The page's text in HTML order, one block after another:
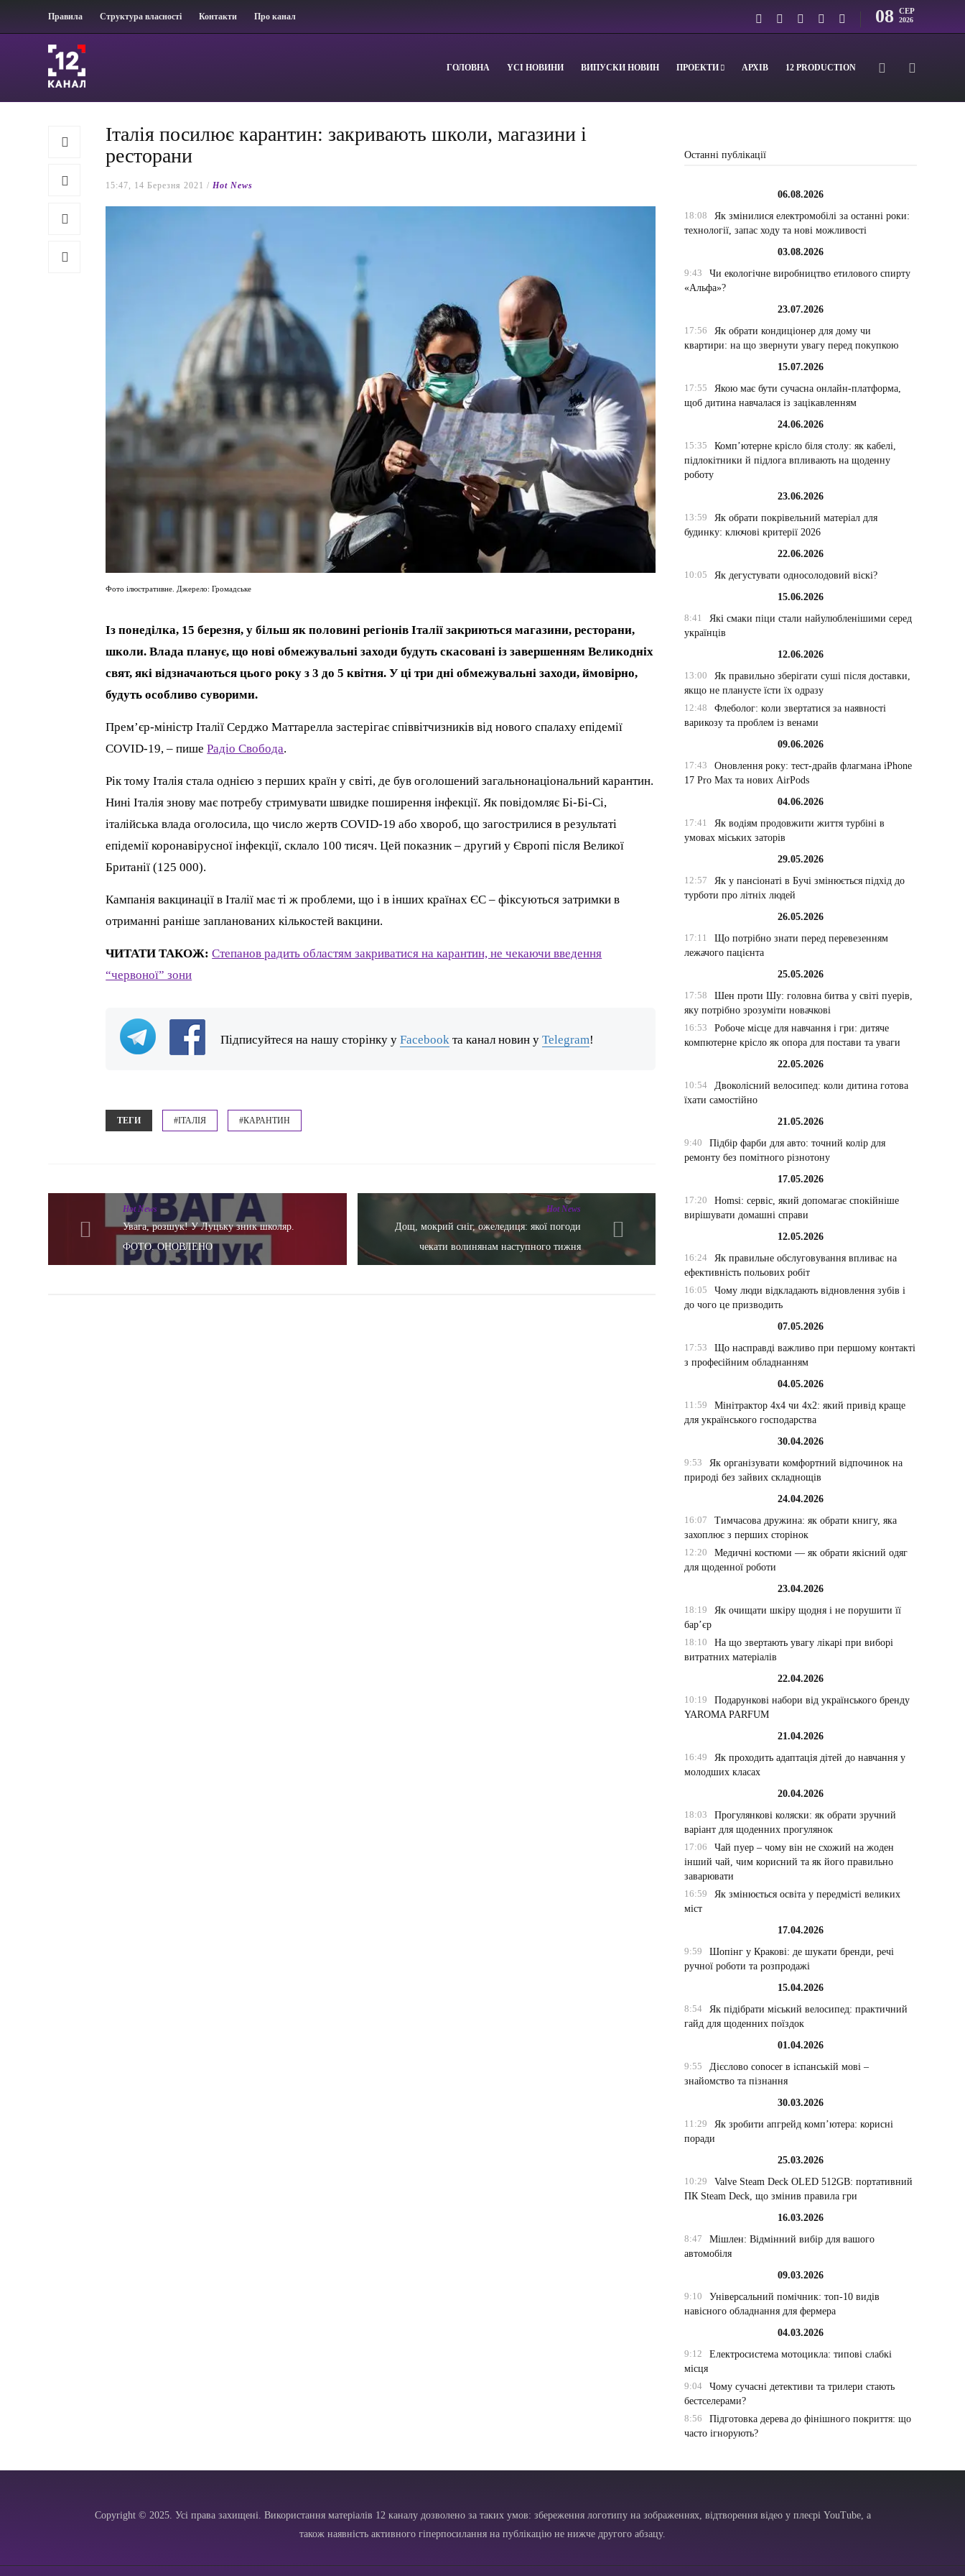
Правила Структура власності Контакти Про канал 08 СЕР
2026
ГОЛОВНА YСІ НОВИНИ ВИПУСКИ НОВИН ПРОЕКТИ АРХІВ 12 PRODUCTION
Італія посилює карантин: закривають школи, магазини і
ресторани
15:47, 14 Березня 2021 /Hot News
Фото ілюстративне. Джерело: Громадське
Із понеділка, 15 березня, у більш як половині регіонів Італії закриються магазини, ресторани,
школи. Влада планує, що нові обмежувальні заходи будуть скасовані із завершенням Великодніх
свят, які відзначаються цього року з 3 до 5 квітня. У ці три дні обмежувальні заходи, ймовірно,
будуть особливо суворими.
Прем’єр-міністр Італії Серджо Маттарелла застерігає співвітчизників від нового спалаху епідемії
COVID-19, – пишеРадіо Свобода.
Рік тому Італія стала однією з перших країн у світі, де був оголошений загальнонаціональний карантин.
Нині Італія знову має потребу стримувати швидке поширення інфекції. Як повідомляє Бі-Бі-Сі,
італійська влада оголосила, що число жертв COVID-19 або хвороб, що загострилися в результаті
епідемії коронавірусної інфекції, склало 100 тисяч. Цей показник – другий у Європі після Великої
Британії (125 000).
Кампанія вакцинації в Італії має ті ж проблеми, що і в інших країнах ЄС – фіксуються затримки в
отриманні раніше запланованих кількостей вакцини.
ЧИТАТИ ТАКОЖ:Степанов радить областям закриватися на карантин, не чекаючи введення
“червоної” зони
Підписуйтеся на нашу сторінку уFacebook та канал новин уTelegram!
ТЕГИ #ІТАЛІЯ #КАРАНТИН
Hot News
Увага, розшук! У Луцьку зник школяр.
ФОТО. ОНОВЛЕНО
Hot News
Дощ, мокрий сніг, ожеледиця: якої погоди
чекати волинянам наступного тижня
Останні публікації
06.08.2026
18:08
Як змінилися електромобілі за останні роки:
технології, запас ходу та нові можливості
03.08.2026
9:43
Чи екологічне виробництво етилового спирту
«Альфа»?
23.07.2026
17:56
Як обрати кондиціонер для дому чи
квартири: на що звернути увагу перед покупкою
15.07.2026
17:55
Якою має бути сучасна онлайн-платформа,
щоб дитина навчалася із зацікавленням
24.06.2026
15:35
Комп’ютерне крісло біля столу: як кабелі,
підлокітники й підлога впливають на щоденну
роботу
23.06.2026
13:59
Як обрати покрівельний матеріал для
будинку: ключові критерії 2026
22.06.2026
10:05
Як дегустувати односолодовий віскі?
15.06.2026
8:41
Які смаки піци стали найулюбленішими серед
українців
12.06.2026
13:00
Як правильно зберігати суші після доставки,
якщо не плануєте їсти їх одразу
12:48
Флеболог: коли звертатися за наявності
варикозу та проблем із венами
09.06.2026
17:43
Оновлення року: тест-драйв флагмана iPhone
17 Pro Max та нових AirPods
04.06.2026
17:41
Як водіям продовжити життя турбіні в
умовах міських заторів
29.05.2026
12:57
Як у пансіонаті в Бучі змінюється підхід до
турботи про літніх людей
26.05.2026
17:11
Що потрібно знати перед перевезенням
лежачого пацієнта
25.05.2026
17:58
Шен проти Шу: головна битва у світі пуерів,
яку потрібно зрозуміти новачкові
16:53
Робоче місце для навчання і гри: дитяче
компютерне крісло як опора для постави та уваги
22.05.2026
10:54
Двоколісний велосипед: коли дитина готова
їхати самостійно
21.05.2026
9:40
Підбір фарби для авто: точний колір для
ремонту без помітного різнотону
17.05.2026
17:20
Homsi: сервіс, який допомагає спокійніше
вирішувати домашні справи
12.05.2026
16:24
Як правильне обслуговування впливає на
ефективність польових робіт
16:05
Чому люди відкладають відновлення зубів і
до чого це призводить
07.05.2026
17:53
Що насправді важливо при першому контакті
з професійним обладнанням
04.05.2026
11:59
Мінітрактор 4х4 чи 4х2: який привід краще
для українського господарства
30.04.2026
9:53
Як організувати комфортний відпочинок на
природі без зайвих складнощів
24.04.2026
16:07
Тимчасова дружина: як обрати книгу, яка
захоплює з перших сторінок
12:20
Медичні костюми — як обрати якісний одяг
для щоденної роботи
23.04.2026
18:19
Як очищати шкіру щодня і не порушити її
бар’єр
18:10
На що звертають увагу лікарі при виборі
витратних матеріалів
22.04.2026
10:19
Подарункові набори від українського бренду
YAROMA PARFUM
21.04.2026
16:49
Як проходить адаптація дітей до навчання у
молодших класах
20.04.2026
18:03
Прогулянкові коляски: як обрати зручний
варіант для щоденних прогулянок
17:06
Чай пуер – чому він не схожий на жоден
інший чай, чим корисний та як його правильно
заварювати
16:59
Як змінюється освіта у передмісті великих
міст
17.04.2026
9:59
Шопінг у Кракові: де шукати бренди, речі
ручної роботи та розпродажі
15.04.2026
8:54
Як підібрати міський велосипед: практичний
гайд для щоденних поїздок
01.04.2026
9:55
Дієслово conocer в іспанській мові –
знайомство та пізнання
30.03.2026
11:29
Як зробити апгрейд комп’ютера: корисні
поради
25.03.2026
10:29
Valve Steam Deck OLED 512GB: портативний
ПК Steam Deck, що змінив правила гри
16.03.2026
8:47
Мішлен: Відмінний вибір для вашого
автомобіля
09.03.2026
9:10
Універсальний помічник: топ-10 видів
навісного обладнання для фермера
04.03.2026
9:12
Електросистема мотоцикла: типові слабкі
місця
9:04
Чому сучасні детективи та трилери стають
бестселерами?
8:56
Підготовка дерева до фінішного покриття: що
часто ігнорують?
Copyright © 2025. Усі права захищені. Використання матеріалів 12 каналу дозволено за таких умов: збереження логотипу на зображеннях, відтворення відео у плеєрі YouTube, а
також наявність активного гіперпосилання на публікацію не нижче другого абзацу.